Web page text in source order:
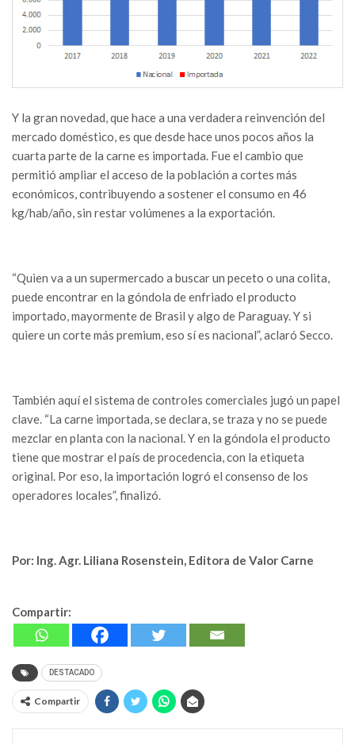
Y la gran novedad, que hace a una verdadera reinvención del
mercado doméstico, es que desde hace unos pocos años la
cuarta parte de la carne es importada. Fue el cambio que
permitió ampliar el acceso de la población a cortes más
económicos, contribuyendo a sostener el consumo en 46
kg/hab/año, sin restar volúmenes a la exportación.
“Quien va a un supermercado a buscar un peceto o una colita,
puede encontrar en la góndola de enfriado el producto
importado, mayormente de Brasil y algo de Paraguay. Y si
quiere un corte más premium, eso sí es nacional”, aclaró Secco.
También aquí el sistema de controles comerciales jugó un papel
clave. “La carne importada, se declara, se traza y no se puede
mezclar en planta con la nacional. Y en la góndola el producto
tiene que mostrar el país de procedencia, con la etiqueta
original. Por eso, la importación logró el consenso de los
operadores locales”, finalizó.
Por: Ing. Agr. Liliana Rosenstein, Editora de Valor Carne
Compartir:
DESTACADO
Compartir